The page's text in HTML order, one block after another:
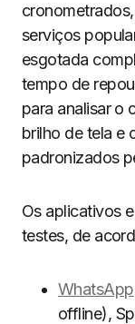
serviços
esgotada
tempo de
para analisar o
brilho de tela e
padronizados
Os aplicativos
testes, de
WhatsApp
offline),